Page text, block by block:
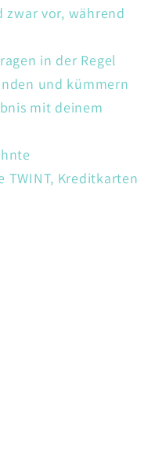
zwar vor, während
in der Regel
und kümmern
mit deinem
Kreditkarten